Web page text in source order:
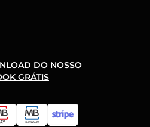
DO NOSSO
GRÁTIS